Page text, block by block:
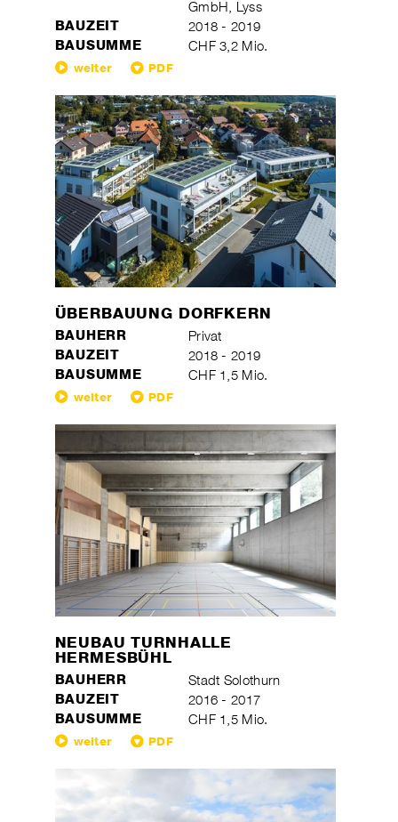
GmbH, Lyss
BAUZEIT 2018 - 2019
BAUSUMME CHF 3,2 Mio.
weiter PDF
ÜBERBAUUNG DORFKERN
BAUHERR Privat
BAUZEIT 2018 - 2019
BAUSUMME CHF 1,5 Mio.
weiter PDF
NEUBAU TURNHALLE
HERMESBÜHL
BAUHERR Stadt Solothurn
BAUZEIT 2016 - 2017
BAUSUMME CHF 1,5 Mio.
weiter PDF